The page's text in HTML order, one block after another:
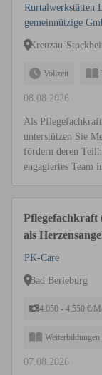
Rurtalwerkstätten
gemeinnützige
Kreuzau-
Vollzeit
08.08.2026
Als
unterstützen Sie
fördern deren
engagiertes Team
Pflegefachkraft
als
PK-Care
Bad Berleburg
4.050 - 4.550 €/
Weiterbildungen
07.08.2026